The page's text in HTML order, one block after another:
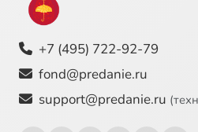
+7 (495) 722-92-79
fond@predanie.ru
support@predanie.ru